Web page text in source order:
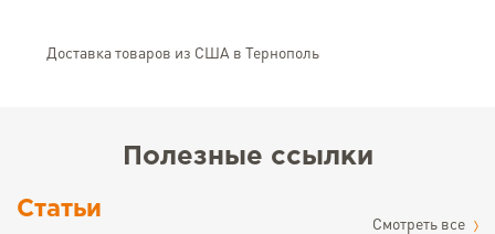
Доставка товаров из США в Тернополь
Полезные ссылки
Статьи
Cмотреть все